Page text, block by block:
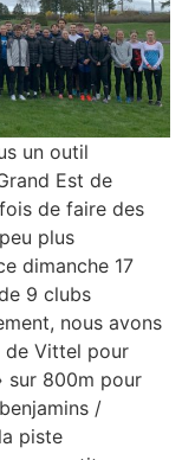
un outil
Est de
de faire des
plus
dimanche 17
9 clubs
nous avons
de Vittel pour
sur 800m pour
/
piste